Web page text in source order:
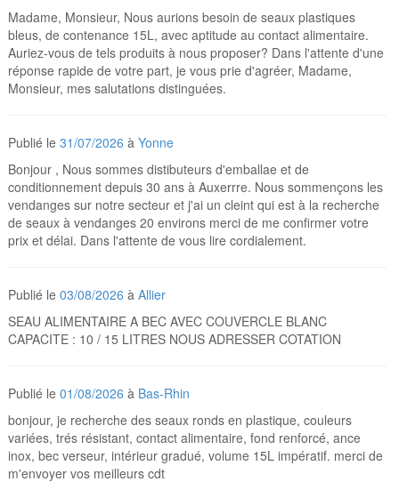
Madame, Monsieur, Nous aurions besoin de seaux plastiques
bleus, de contenance 15L, avec aptitude au contact alimentaire.
Auriez-vous de tels produits à nous proposer? Dans l'attente d'une
réponse rapide de votre part, je vous prie d'agréer, Madame,
Monsieur, mes salutations distinguées.
Publié le31/07/2026 àYonne
Bonjour , Nous sommes distibuteurs d'emballae et de
conditionnement depuis 30 ans à Auxerrre. Nous sommençons les
vendanges sur notre secteur et j'ai un cleint qui est à la recherche
de seaux à vendanges 20 environs merci de me confirmer votre
prix et délai. Dans l'attente de vous lire cordialement.
Publié le03/08/2026 àAllier
SEAU ALIMENTAIRE A BEC AVEC COUVERCLE BLANC
CAPACITE : 10 / 15 LITRES NOUS ADRESSER COTATION
Publié le01/08/2026 à Bas-Rhin
bonjour, je recherche des seaux ronds en plastique, couleurs
variées, trés résistant, contact alimentaire, fond renforcé, ance
inox, bec verseur, intérieur gradué, volume 15L impératif. merci de
m'envoyer vos meilleurs cdt